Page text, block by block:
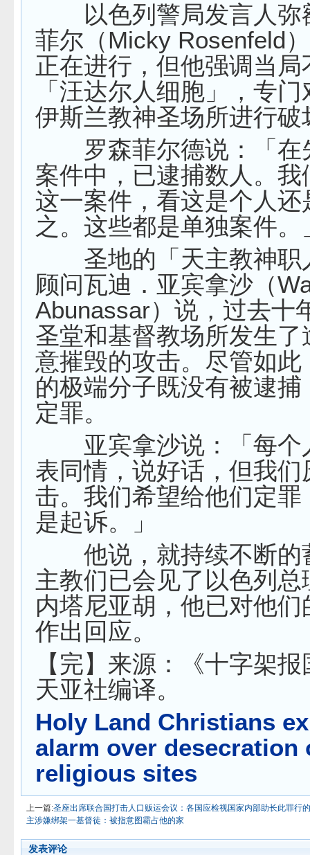
以色列警局发言人弥
菲尔（Micky Rosenfeld
正在进行，但他强调当局
「汪达尔人细胞」，专
伊斯兰教神圣场所进行破
罗森菲尔德说：「在
案件中，已逮捕数人。我
这一案件，看这是个人还
之。这些都是单独案件。
圣地的「天主教神职
顾问瓦迪．亚宾拿沙（
Abunassar）说，过去十
圣堂和基督教场所发生了
意摧毁的攻击。尽管如此
的极端分子既没有被逮捕
定罪。
亚宾拿沙说：「每个
表同情，说好话，但我们
击。我们希望给他们定罪
是起诉。」
他说，就持续不断的
主教们已会见了以色列总
内塔尼亚胡，他已对他
作出回应。
【完】来源：《十字架
天亚社编译。
Holy Land Christians
alarm over desecration
religious sites
上一篇:圣座出席联合国打击人口贩运会议：各国应检视国家内部助长此罪行
主涉嫌绑架一基督徒：被指意图霸占他的家
发表评论